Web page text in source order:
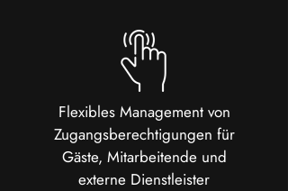
Flexibles Management von
Zugangsberechtigungen für
Gäste, Mitarbeitende und
externe Dienstleister